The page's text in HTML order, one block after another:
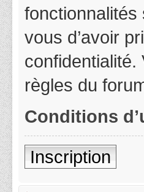
vous d’avoir
confidentialité.
règles du
Conditions
Inscription